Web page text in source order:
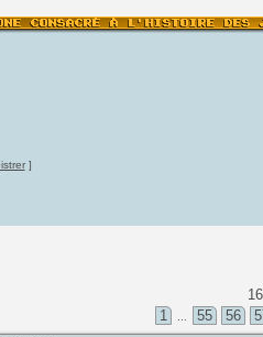
]
1
55 56